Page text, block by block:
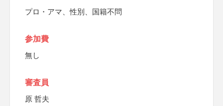
プロ・アマ、性別、国籍不問
参加費
無し
審査員
原 哲夫